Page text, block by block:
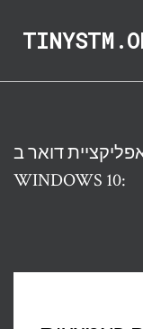
דואר ב-
WINDOWS 10: